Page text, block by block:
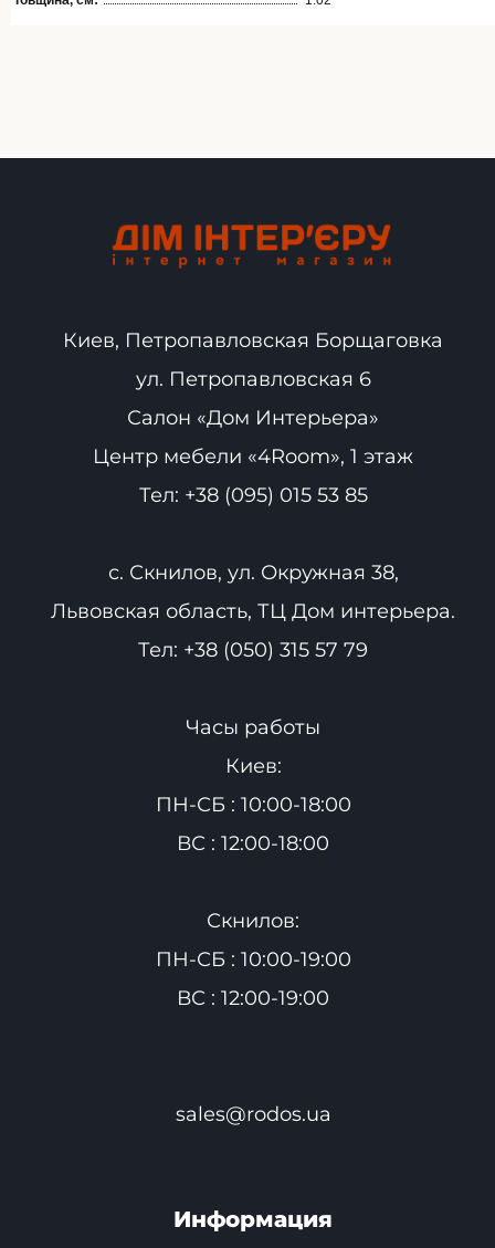
Киев, Петропавловская Борщаговка
ул. Петропавловская 6
Салон «Дом Интерьера»
Центр мебели «4Room», 1 этаж
Тел: +38 (095) 015 53 85
с. Скнилов, ул. Окружная 38,
Львовская область, ТЦ Дом интерьера.
Тел: +38 (050) 315 57 79
Часы работы
Киев:
ПН-СБ : 10:00-18:00
ВС : 12:00-18:00
Скнилов:
ПН-СБ : 10:00-19:00
ВС : 12:00-19:00
sales@rodos.ua
Информация